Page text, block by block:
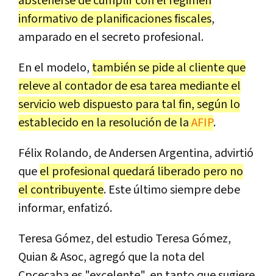
informativo de planificaciones fiscales,
amparado en el secreto profesional.
En el modelo, también se pide al cliente que
releve al contador de esa tarea mediante el
servicio web dispuesto para tal fin, según lo
establecido en la resolución de laAFIP.
Félix Rolando, de Andersen Argentina, advirtió
queel profesional quedará liberado pero no
el contribuyente. Este último siempre debe
informar, enfatizó.
Teresa Gómez, del estudio Teresa Gómez,
Quian & Asoc, agregó que la nota del